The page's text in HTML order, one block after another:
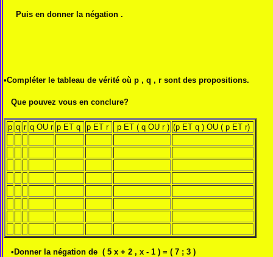
Puis en donner la négation .
•Compléter le tableau de vérité où p , q , r sont des propositions.
Que pouvez vous en conclure?
p q r q OU r p ET q p ET r p ET ( q OU r ) (p ET q ) OU ( p ET r)
•Donner la négation de ( 5 x + 2 , x - 1 ) = ( 7 ; 3 )